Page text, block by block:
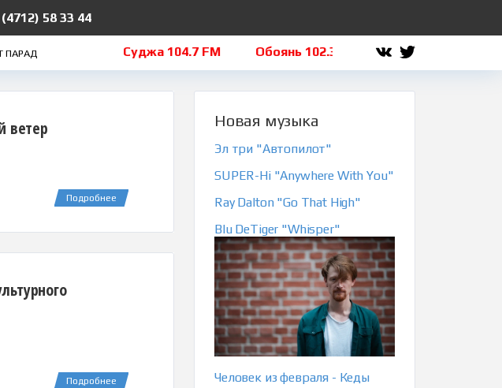
(4712) 58 33 44
ПАРАД
106.5 FM Суджа 104.7 FM Обоянь 102.3 FM Льгов 101.8 FM
ветер
Подробнее
Подробнее
Новая музыка
Эл три "Автопилот"
SUPER-Hi "Anywhere With You"
Ray Dalton "Go That High"
Blu DeTiger "Whisper"
Человек из февраля - Кеды